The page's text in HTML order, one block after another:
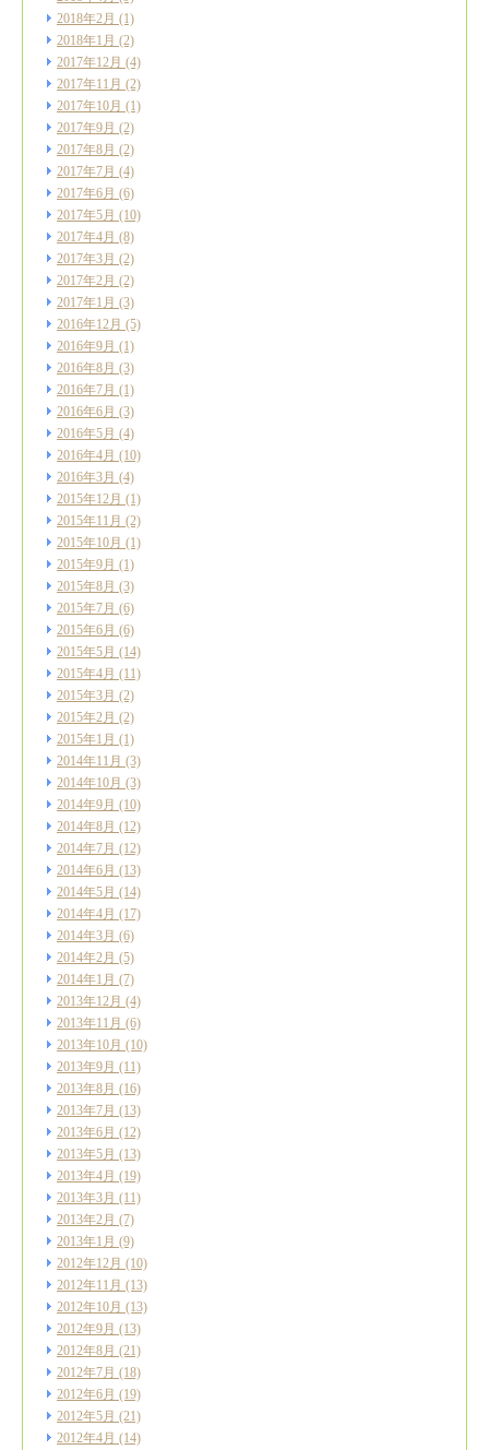
2018年2月 (1)
2018年1月 (2)
2017年12月 (4)
2017年11月 (2)
2017年10月 (1)
2017年9月 (2)
2017年8月 (2)
2017年7月 (4)
2017年6月 (6)
2017年5月 (10)
2017年4月 (8)
2017年3月 (2)
2017年2月 (2)
2017年1月 (3)
2016年12月 (5)
2016年9月 (1)
2016年8月 (3)
2016年7月 (1)
2016年6月 (3)
2016年5月 (4)
2016年4月 (10)
2016年3月 (4)
2015年12月 (1)
2015年11月 (2)
2015年10月 (1)
2015年9月 (1)
2015年8月 (3)
2015年7月 (6)
2015年6月 (6)
2015年5月 (14)
2015年4月 (11)
2015年3月 (2)
2015年2月 (2)
2015年1月 (1)
2014年11月 (3)
2014年10月 (3)
2014年9月 (10)
2014年8月 (12)
2014年7月 (12)
2014年6月 (13)
2014年5月 (14)
2014年4月 (17)
2014年3月 (6)
2014年2月 (5)
2014年1月 (7)
2013年12月 (4)
2013年11月 (6)
2013年10月 (10)
2013年9月 (11)
2013年8月 (16)
2013年7月 (13)
2013年6月 (12)
2013年5月 (13)
2013年4月 (19)
2013年3月 (11)
2013年2月 (7)
2013年1月 (9)
2012年12月 (10)
2012年11月 (13)
2012年10月 (13)
2012年9月 (13)
2012年8月 (21)
2012年7月 (18)
2012年6月 (19)
2012年5月 (21)
2012年4月 (14)